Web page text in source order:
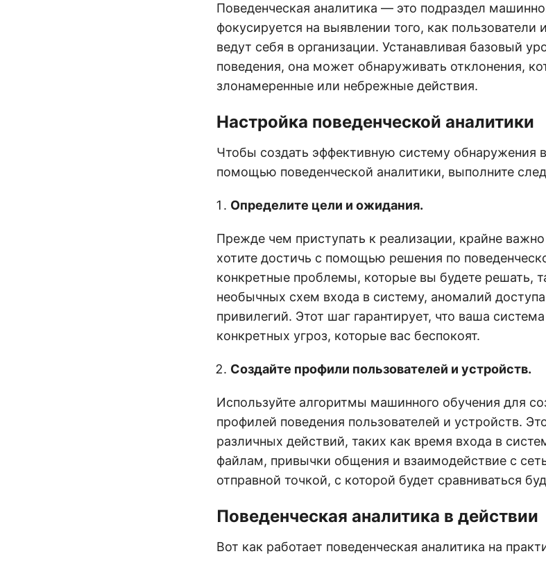
Поведенческая аналитика — это подраздел
фокусируется на выявлении того, как пользователи
ведут себя в организации. Устанавливая базовый
поведения, она может обнаруживать отклонения,
злонамеренные или небрежные действия.
Настройка поведенческой аналитики
Чтобы создать эффективную систему обнаружения
помощью поведенческой аналитики, выполните
Определите цели и ожидания.
Прежде чем приступать к реализации, крайне
хотите достичь с помощью решения по
конкретные проблемы, которые вы будете решать,
необычных схем входа в систему, аномалий
привилегий. Этот шаг гарантирует, что ваша
конкретных угроз, которые вас беспокоят.
Создайте профили пользователей и устройств.
Используйте алгоритмы машинного обучения для
профилей поведения пользователей и устройств.
различных действий, таких как время входа в
файлам, привычки общения и взаимодействие с
отправной точкой, с которой будет сравниваться
Поведенческая аналитика в действии
Вот как работает поведенческая аналитика на